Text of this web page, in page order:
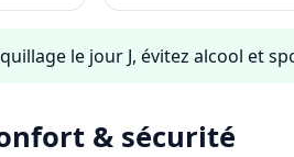
le jour J, évitez alcool et
& sécurité